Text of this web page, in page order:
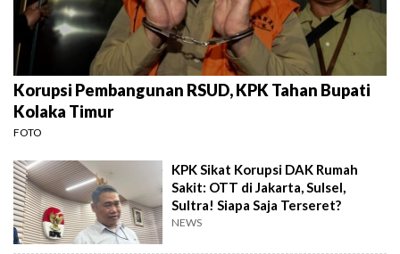
Korupsi Pembangunan RSUD, KPK Tahan Bupati
Kolaka Timur
FOTO
KPK Sikat Korupsi DAK Rumah
Sakit: OTT di Jakarta, Sulsel,
Sultra! Siapa Saja Terseret?
NEWS